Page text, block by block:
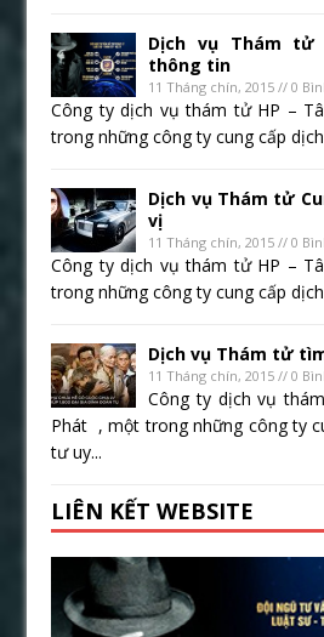
Dịch vụ Thám
thông tin
11 Tháng chín, 2015 // 0
Công ty dịch vụ thám tử HP –
trong những công ty cung cấp
Dịch vụ Thám tử
vị
11 Tháng chín, 2015 // 0
Công ty dịch vụ thám tử HP –
trong những công ty cung cấp
Dịch vụ Thám tử
11 Tháng chín, 2015 // 0
Công ty dịch vụ
Phát , một trong những công ty
tư uy...
LIÊN KẾT WEBSITE